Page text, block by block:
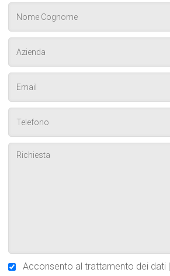
Acconsento al trattamento dei dati |